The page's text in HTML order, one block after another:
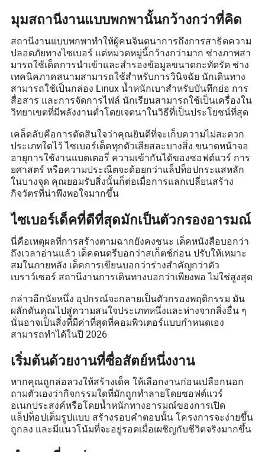
มุมสถานีงานแบบพกพานั้นกว้างกว่าที่คิด
สถานีงานแบบพกพาทำให้ผู้คนจินตนาการถึงการสาธิตความ
ปลอดภัยทางไซเบอร์ แต่หมวดหมู่นี้กว้างกว่ามาก ช่างภาพสา
มารถใช้เด็คการนำเข้าและสำรองข้อมูลขนาดกะทัดรัด ช่าง
เทคนิคภาคสนามสามารถใช้สำหรับการวินิจฉัย นักเดินทาง
สามารถใช้เป็นกล่อง Linux น้ำหนักเบาสำหรับบันทึกย่อ การ
สื่อสาร และการจัดการไฟล์ นักเรียนสามารถใช้เป็นเครื่องใน
วิทยาเขตที่มีพลังงานต่ำโดยเจตนาในวิธีที่เป็นประโยชน์ที่สุด
เคล็ดลับคือการตัดสินใจว่าคุณยินดีที่จะเก็บความไม่สะดวก
ประเภทใดไว้ ไซเบอร์เด็คทุกตัวเสียสละบางสิ่ง ขนาดหน้าจอ
อายุการใช้งานแบตเตอรี่ ความเข้ากันได้ของซอฟต์แวร์ การ
ยศาสตร์ หรือความประณีตจะด้อยกว่าแล็ปท็อปกระแสหลัก
ในบางจุด คุณยอมรับสิ่งนั้นก็ต่อเมื่อการแลกเปลี่ยนสร้าง
กิจวัตรที่น่าพึงพอใจมากขึ้น
ไซเบอร์เด็คที่ดีที่สุดมักเป็นตัวกรองอารมณ์
นี่คือเหตุผลที่การสร้างตามฉากยังคงชนะ เด็คหนังสือบอกว่า
ถึงเวลาอ่านแล้ว เด็คดนตรีบอกว่าสเก็ตช์ก่อน ปรับให้เหมาะ
สมในภายหลัง เด็คการเขียนบอกว่าร่างสำคัญกว่าตัว
เบราว์เซอร์ สถานีงานการเดินทางบอกว่าเพียงพอ ไม่ใช่สูงสุด
กล่าวอีกนัยหนึ่ง อุปกรณ์จะกลายเป็นตัวกรองพฤติกรรม มัน
ผลักดันคุณไปสู่ความสนใจประเภทหนึ่งและห่างจากสิ่งอื่น ๆ
นั่นอาจเป็นสิ่งที่มีค่าที่สุดที่คอมพิวเตอร์แบบกำหนดเอง
สามารถทำได้ในปี 2026
เริ่มต้นด้วยงานที่ซื่อสัตย์หนึ่งงาน
หากคุณถูกล่อลวงให้สร้างเด็ค ให้เลือกงานก่อนเปลือกนอก
ถามตัวเองว่ากิจกรรมใดที่มักถูกทำลายโดยซอฟต์แวร์
อเนกประสงค์หรือโดยน้ำหนักทางอารมณ์ของการเปิด
แล็ปท็อปเต็มรูปแบบ สร้างรอบคำตอบนั้น โครงการจะง่ายขึ้น
ถูกลง และมีแนวโน้มที่จะอยู่รอดเมื่อเผชิญกับชีวิตจริงมากขึ้น